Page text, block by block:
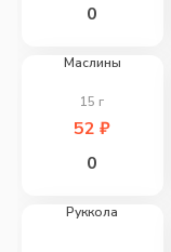
0
Маслины
15 г
52₽
0
Руккола